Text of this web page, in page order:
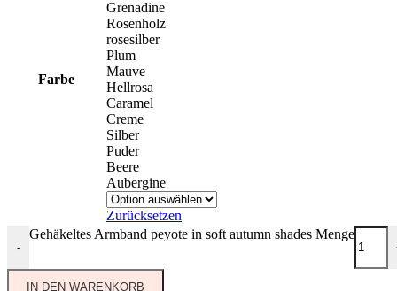
Farbe
Grenadine
Rosenholz
rosesilber
Plum
Mauve
Hellrosa
Caramel
Creme
Silber
Puder
Beere
Aubergine
Zurücksetzen
-
Gehäkeltes Armband peyote in soft autumn shades Menge
IN DEN WARENKORB